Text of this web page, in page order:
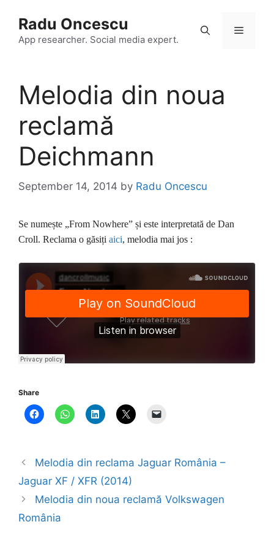
content
Radu Oncescu
App researcher. Social media expert.
Menu
Melodia din noua
reclamă
Deichmann
September 14, 2014 by Radu Oncescu
Se numește „From Nowhere” și este interpretată de Dan
Croll. Reclama o găsiți aici, melodia mai jos :
Share
Melodia din reclama Jaguar România –
Jaguar XF / XFR (2014)
Melodia din noua reclamă Volkswagen
România